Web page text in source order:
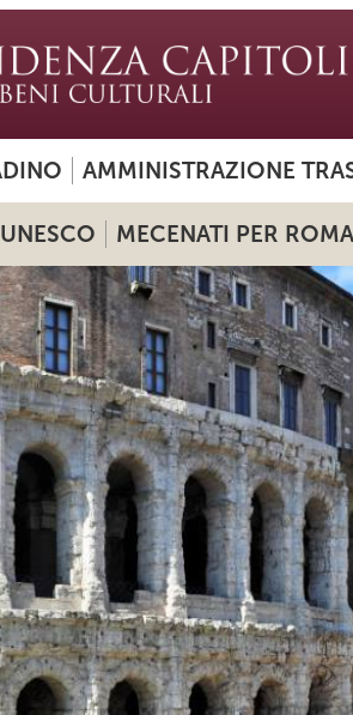
AMMINISTRAZIONE
MECENATI PER ROMA